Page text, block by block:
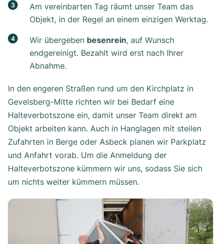
Am vereinbarten Tag räumt unser Team das
Objekt, in der Regel an einem einzigen Werktag.
Wir übergeben besenrein, auf Wunsch
endgereinigt. Bezahlt wird erst nach Ihrer
Abnahme.
In den engeren Straßen rund um den Kirchplatz in
Gevelsberg-Mitte richten wir bei Bedarf eine
Halteverbotszone ein, damit unser Team direkt am
Objekt arbeiten kann. Auch in Hanglagen mit steilen
Zufahrten in Berge oder Asbeck planen wir Parkplatz
und Anfahrt vorab. Um die Anmeldung der
Halteverbotszone kümmern wir uns, sodass Sie sich
um nichts weiter kümmern müssen.